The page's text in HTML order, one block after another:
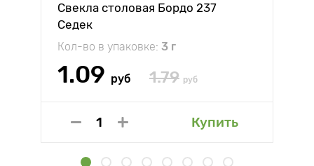
Свекла столовая Бордо 237
Седек
Кол-во в упаковке: 3 г
1.09 руб 1.79 руб
Купить